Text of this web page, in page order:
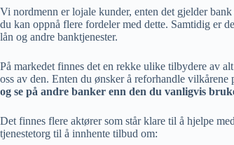
Vi nordmenn er lojale kunder, enten det gjelder
du kan oppnå flere fordeler med dette. Samtidig er
lån og andre banktjenester.
På markedet finnes det en rekke ulike tilbydere av
oss av den. Enten du ønsker å reforhandle
og se på andre banker enn den du vanligvis
Det finnes flere aktører som står klare til å hjelpe
tjenestetorg til å innhente tilbud om: